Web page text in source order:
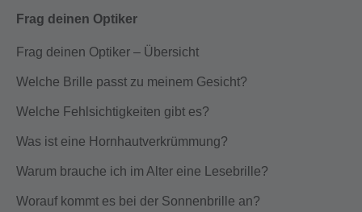
Frag deinen Optiker
Frag deinen Optiker – Übersicht
Welche Brille passt zu meinem Gesicht?
Welche Fehlsichtigkeiten gibt es?
Was ist eine Hornhautverkrümmung?
Warum brauche ich im Alter eine Lesebrille?
Worauf kommt es bei der Sonnenbrille an?